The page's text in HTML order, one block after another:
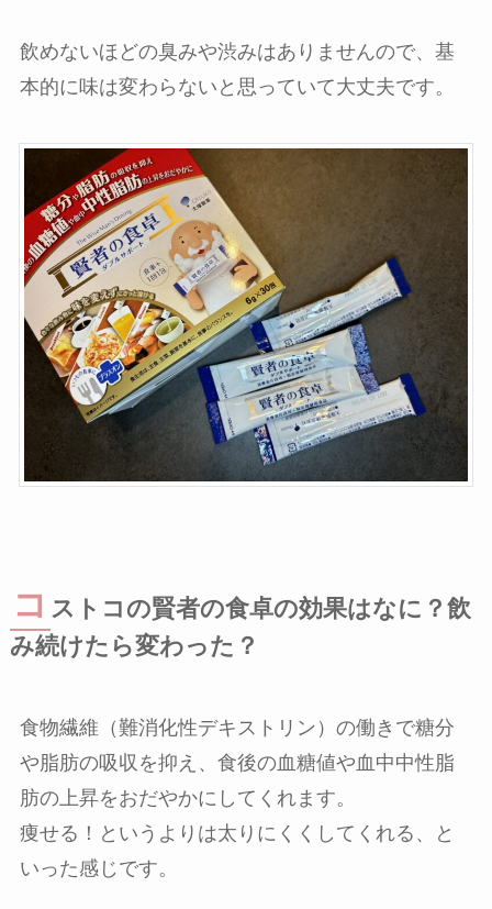
飲めないほどの臭みや渋みはありませんので、基
本的に味は変わらないと思っていて大丈夫です。
コ ストコの賢者の食卓の効果はなに？飲
み続けたら変わった？
食物繊維（難消化性デキストリン）の働きで糖分
や脂肪の吸収を抑え、食後の血糖値や血中中性脂
肪の上昇をおだやかにしてくれます。
痩せる！というよりは太りにくくしてくれる、と
いった感じです。